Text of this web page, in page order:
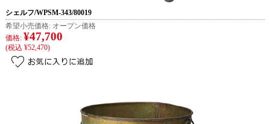
シェルフ/WPSM-343/80019
希望小売価格: オープン価格
価格: ¥47,700
(税込 ¥52,470)